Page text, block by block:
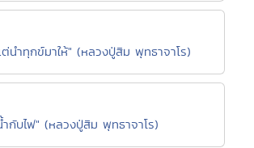
นำทุกข์มาให้" (หลวงปู่สิม พุทธาจาโร)
กับไฟ" (หลวงปู่สิม พุทธาจาโร)